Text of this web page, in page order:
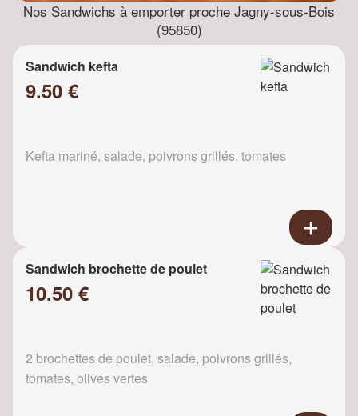
Nos Sandwichs à emporter proche Jagny-sous-Bois
(95850)
Sandwich kefta
9.50 €
Kefta mariné, salade, poivrons grillés, tomates
Sandwich brochette de poulet
10.50 €
2 brochettes de poulet, salade, poivrons grillés,
tomates, olives vertes